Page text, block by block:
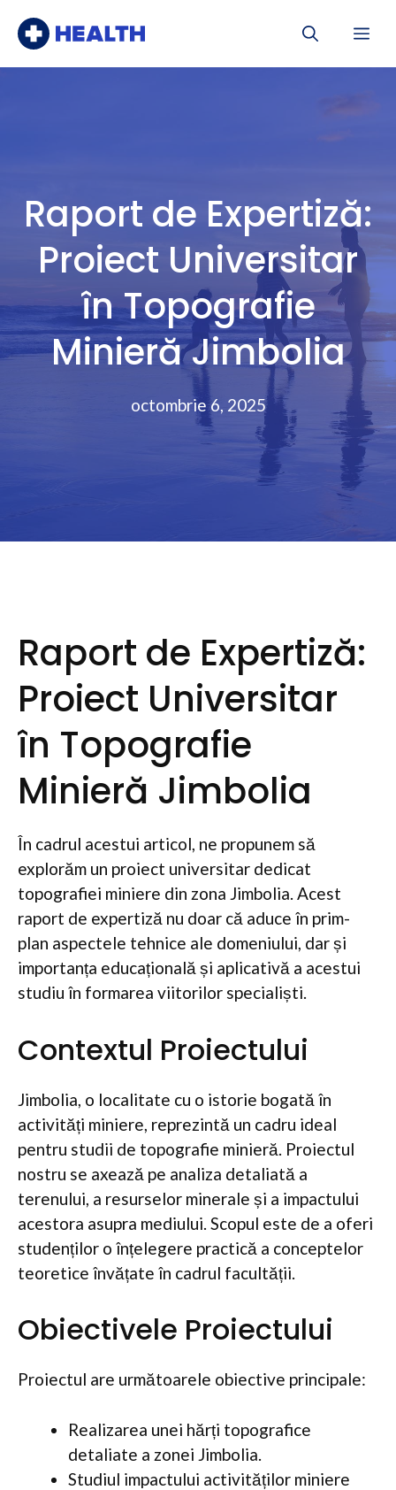
Raport de Expertiză:
Proiect Universitar
în Topografie
Minieră Jimbolia
octombrie 6, 2025
Raport de Expertiză:
Proiect Universitar
în Topografie
Minieră Jimbolia
În cadrul acestui articol, ne propunem să
explorăm un proiect universitar dedicat
topografiei miniere din zona Jimbolia. Acest
raport de expertiză nu doar că aduce în prim-
plan aspectele tehnice ale domeniului, dar și
importanța educațională și aplicativă a acestui
studiu în formarea viitorilor specialiști.
Contextul Proiectului
Jimbolia, o localitate cu o istorie bogată în
activități miniere, reprezintă un cadru ideal
pentru studii de topografie minieră. Proiectul
nostru se axează pe analiza detaliată a
terenului, a resurselor minerale și a impactului
acestora asupra mediului. Scopul este de a oferi
studenților o înțelegere practică a conceptelor
teoretice învățate în cadrul facultății.
Obiectivele Proiectului
Proiectul are următoarele obiective principale:
Realizarea unei hărți topografice
detaliate a zonei Jimbolia.
Studiul impactului activităților miniere